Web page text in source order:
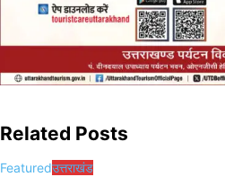
Related Posts
Featuredउत्तराखंड